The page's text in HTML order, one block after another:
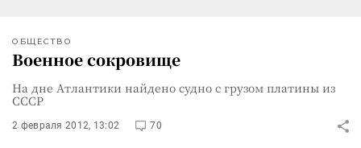
ОБЩЕСТВО
Военное сокровище
На дне Атлантики найдено судно с грузом платины из
СССР
2 февраля 2012, 13:02 70